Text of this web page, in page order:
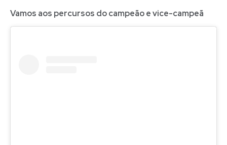
Vamos aos percursos do campeão e vice-campeã